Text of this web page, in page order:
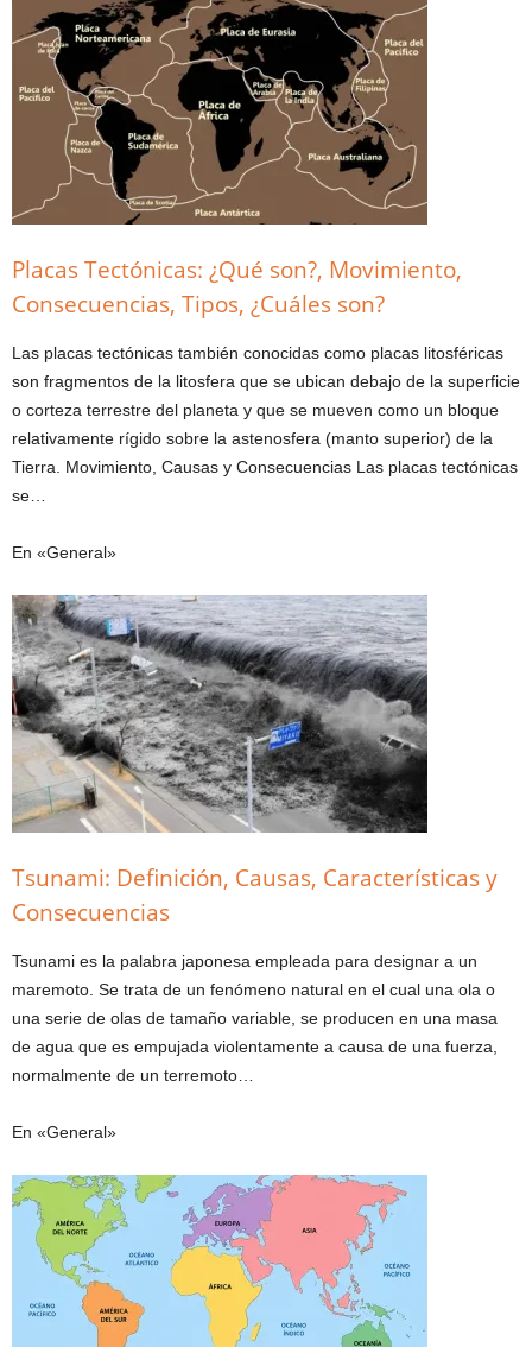
Placas Tectónicas: ¿Qué son?, Movimiento,
Consecuencias, Tipos, ¿Cuáles son?
Las placas tectónicas también conocidas como placas litosféricas
son fragmentos de la litosfera que se ubican debajo de la superficie
o corteza terrestre del planeta y que se mueven como un bloque
relativamente rígido sobre la astenosfera (manto superior) de la
Tierra. Movimiento, Causas y Consecuencias Las placas tectónicas
se…
En «General»
Tsunami: Definición, Causas, Características y
Consecuencias
Tsunami es la palabra japonesa empleada para designar a un
maremoto. Se trata de un fenómeno natural en el cual una ola o
una serie de olas de tamaño variable, se producen en una masa
de agua que es empujada violentamente a causa de una fuerza,
normalmente de un terremoto…
En «General»